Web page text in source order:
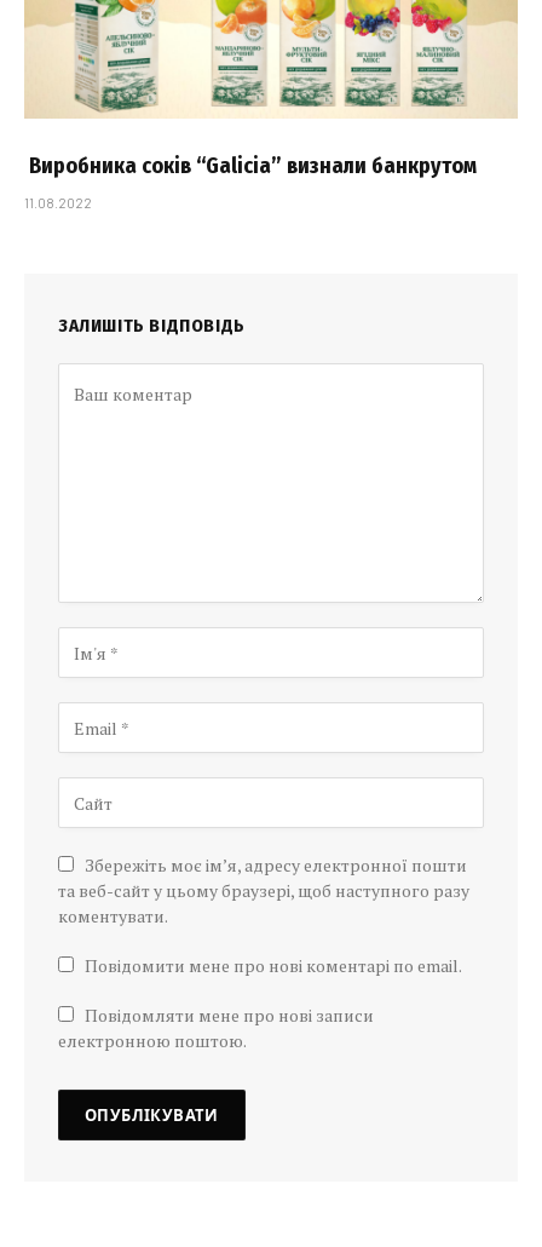
Виробника соків “Galicia” визнали банкрутом
11.08.2022
ЗАЛИШІТЬ ВІДПОВІДЬ
Збережіть моє ім’я, адресу електронної пошти
та веб-сайт у цьому браузері, щоб наступного разу
коментувати.
Повідомити мене про нові коментарі по email.
Повідомляти мене про нові записи
електронною поштою.